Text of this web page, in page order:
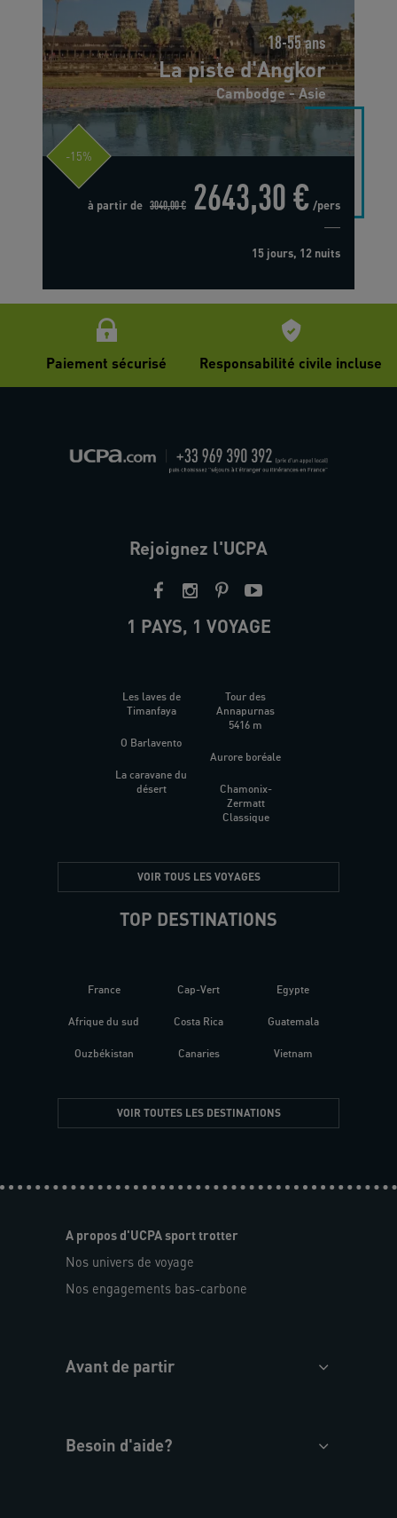
18-55 ans
La piste d'Angkor
Cambodge - Asie
-15%
à partir de 3040,00 € 2643,30 € /pers
15 jours, 12 nuits
Paiement sécurisé Responsabilité civile incluse
Rejoignez l'UCPA
1 PAYS, 1 VOYAGE
Les laves de
Timanfaya
O Barlavento
La caravane du
désert
Tour des
Annapurnas
5416 m
Aurore boréale
Chamonix-
Zermatt
Classique
VOIR TOUS LES VOYAGES
TOP DESTINATIONS
France
Afrique du sud
Ouzbékistan
Cap-Vert
Costa Rica
Canaries
Egypte
Guatemala
Vietnam
VOIR TOUTES LES DESTINATIONS
A propos d'UCPA sport trotter
Nos univers de voyage
Nos engagements bas-carbone
Avant de partir
Besoin d'aide?